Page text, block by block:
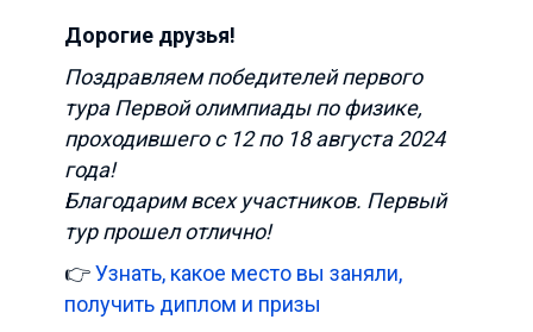
Дорогие друзья!
Поздравляем победителей первого
тура Первой олимпиады по физике,
проходившего с 12 по 18 августа 2024
года!
Благодарим всех участников. Первый
тур прошел отлично!
👉Узнать, какое место вы заняли,
получить диплом и призы